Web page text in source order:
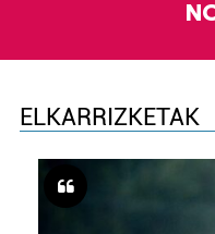
ELKARRIZKETAK